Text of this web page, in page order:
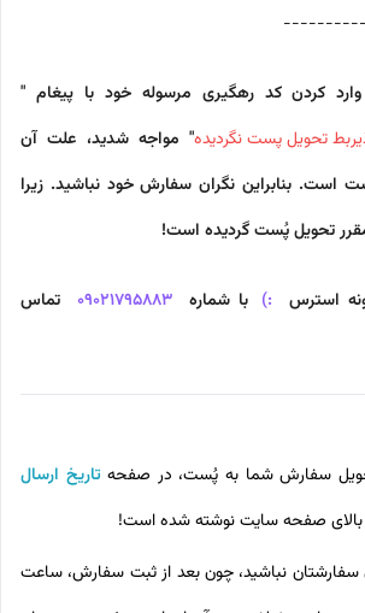
وارد کردن کد رهگیری مرسوله خود با پیغام "
تحویل پست نگردیده" مواجه شدید، علت آن
بنابراین نگران سفارش خود نباشید. زیرا
تحویل پُست گردیده است!
استرس‌ :) ‌ با شماره 09021795883 ‌ تماس
سفارش شما به پُست، در صفحهتاریخ ارسال
بالای صفحه سایت نوشته شده است!
سفارشتان نباشید، چون بعد از ثبت سفارش، ساعت